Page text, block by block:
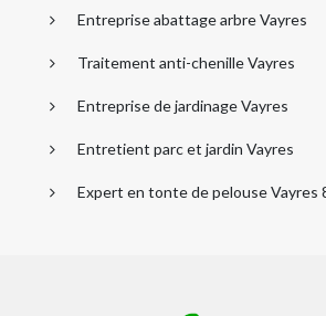
Entreprise abattage arbre Vayres
Traitement anti-chenille Vayres
Entreprise de jardinage Vayres
Entretient parc et jardin Vayres
Expert en tonte de pelouse Vayres